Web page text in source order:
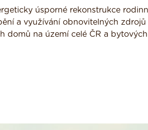
úsporné rekonstrukce
a využívání obnovitelných zdrojů
domů na území celé ČR a